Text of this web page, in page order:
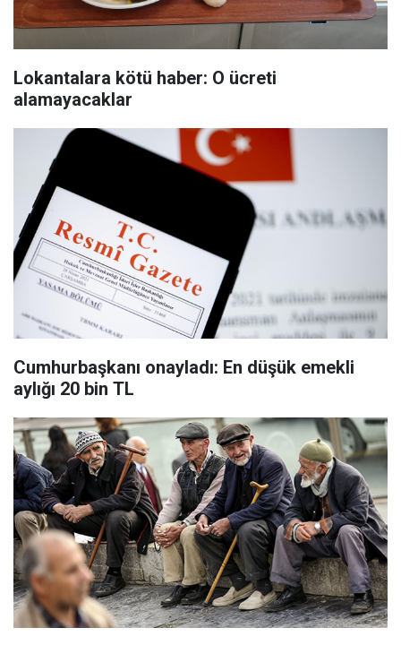
Lokantalara kötü haber: O ücreti
alamayacaklar
Cumhurbaşkanı onayladı: En düşük emekli
aylığı 20 bin TL